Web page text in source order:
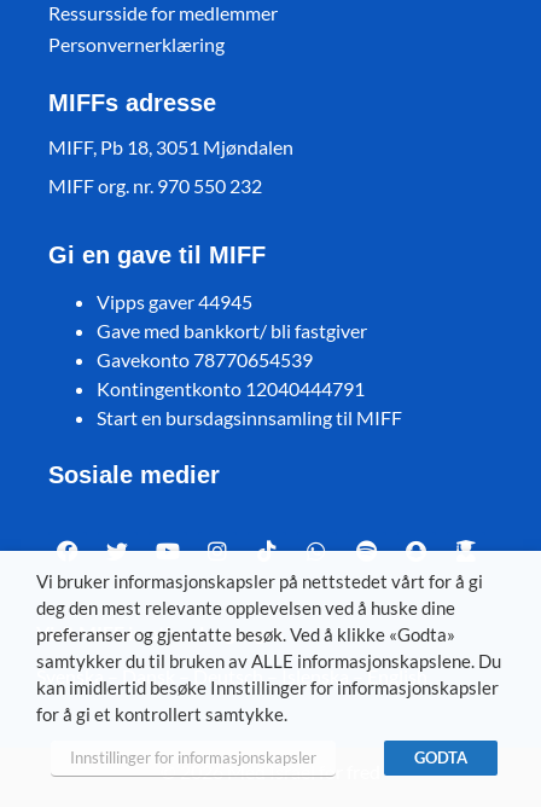
Ressursside for medlemmer
Personvernerklæring
MIFFs adresse
MIFF, Pb 18, 3051 Mjøndalen
MIFF org. nr. 970 550 232
Gi en gave til MIFF
Vipps gaver 44945
Gave med bankkort/ bli fastgiver
Gavekonto 78770654539
Kontingentkonto 12040444791
Start en bursdagsinnsamling til MIFF
Sosiale medier
Visit MIFF in other languages
Svenska– Dansk–Deutsch–Íslenska–English
© 2026 Med Israel for fred
Vi bruker informasjonskapsler på nettstedet vårt for å gi
deg den mest relevante opplevelsen ved å huske dine
preferanser og gjentatte besøk. Ved å klikke «Godta»
samtykker du til bruken av ALLE informasjonskapslene. Du
kan imidlertid besøke Innstillinger for informasjonskapsler
for å gi et kontrollert samtykke.
Innstillinger for informasjonskapsler GODTA